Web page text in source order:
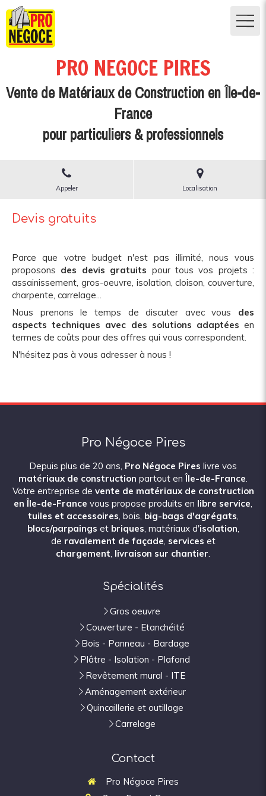
PRO NEGOCE PIRES
Vente de Matériaux de Construction en Île-de-
France
pour particuliers & professionnels
Appeler Localisation
Devis gratuits
Parce que votre budget n'est pas illimité, nous vous
proposons des devis gratuits pour tous vos projets :
assainissement, gros-oeuvre, isolation, cloison, couverture,
charpente, carrelage...
Nous prenons le temps de discuter avec vous des
aspects techniques avec des solutions adaptées en
termes de coûts pour des offres qui vous correspondent.
N'hésitez pas à vous adresser à nous !
Pro Négoce Pires
Depuis plus de 20 ans, Pro Négoce Pires livre vos
matériaux de construction partout enÎle-de-France.
Votre entreprise de vente de matériaux de construction
en Île-de-France vous propose produits en libre service,
tuiles et accessoires, bois, big-bags d'agrégats,
blocs/parpaings et briques, matériaux d'isolation,
de ravalement de façade, services et
chargement, livraison sur chantier.
Spécialités
Gros oeuvre
Couverture - Etanchéité
Bois - Panneau - Bardage
Plâtre - Isolation - Plafond
Revêtement mural - ITE
Aménagement extérieur
Quincaillerie et outillage
Carrelage
Contact
Pro Négoce Pires